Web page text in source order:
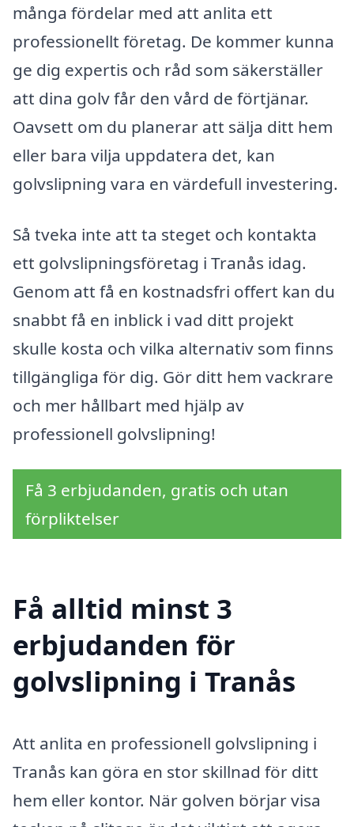
många fördelar med att anlita ett
professionellt företag. De kommer kunna
ge dig expertis och råd som säkerställer
att dina golv får den vård de förtjänar.
Oavsett om du planerar att sälja ditt hem
eller bara vilja uppdatera det, kan
golvslipning vara en värdefull investering.
Så tveka inte att ta steget och kontakta
ett golvslipningsföretag i Tranås idag.
Genom att få en kostnadsfri offert kan du
snabbt få en inblick i vad ditt projekt
skulle kosta och vilka alternativ som finns
tillgängliga för dig. Gör ditt hem vackrare
och mer hållbart med hjälp av
professionell golvslipning!
Få 3 erbjudanden, gratis och utan
förpliktelser
Få alltid minst 3
erbjudanden för
golvslipning i Tranås
Att anlita en professionell golvslipning i
Tranås kan göra en stor skillnad för ditt
hem eller kontor. När golven börjar visa